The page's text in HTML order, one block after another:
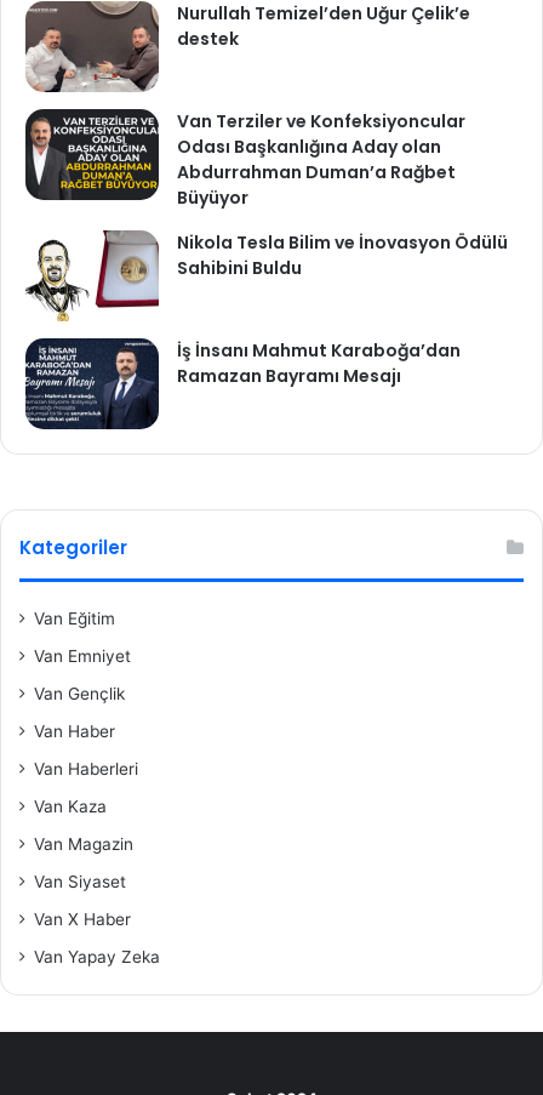
Nurullah Temizel’den Uğur Çelik’e
destek
Van Terziler ve Konfeksiyoncular
Odası Başkanlığına Aday olan
Abdurrahman Duman’a Rağbet
Büyüyor
Nikola Tesla Bilim ve İnovasyon Ödülü
Sahibini Buldu
İş İnsanı Mahmut Karaboğa’dan
Ramazan Bayramı Mesajı
Kategoriler
Van Eğitim
Van Emniyet
Van Gençlik
Van Haber
Van Haberleri
Van Kaza
Van Magazin
Van Siyaset
Van X Haber
Van Yapay Zeka